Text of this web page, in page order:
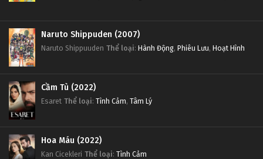
Naruto Shippuden (2007)
Naruto Shippuuden Thể loại: Hành Động, Phiêu Lưu, Hoạt Hình
Cầm Tù (2022)
Esaret Thể loại: Tình Cảm, Tâm Lý
Hoa Máu (2022)
Kan Cicekleri Thể loại: Tình Cảm